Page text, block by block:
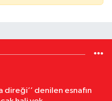
direği’’ denilen esnafın